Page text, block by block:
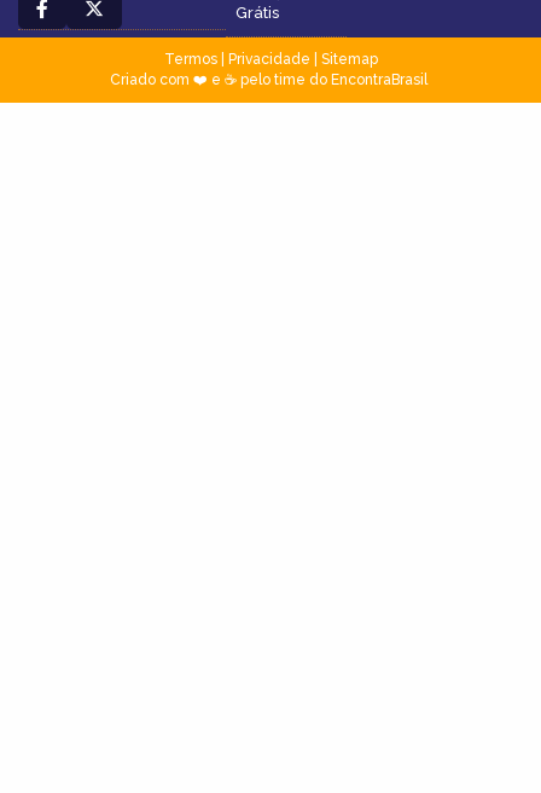
Grátis
Termos| Privacidade
Sitemap
Criado com ❤️ e ☕ pelo time do EncontraBrasil